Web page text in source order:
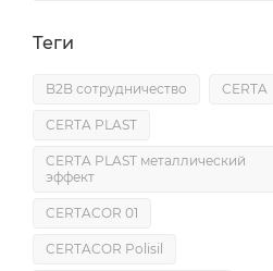
Теги
B2B сотрудничество CERTA
CERTA PLAST
CERTA PLAST металлический
эффект
CERTACOR 01
CERTACOR Polisil